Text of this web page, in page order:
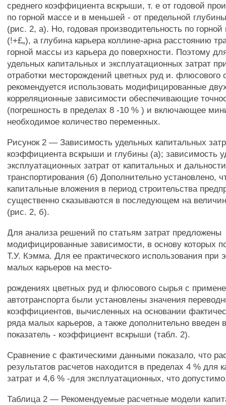
среднего коэффициента вскрыши, т. е от годовой
по горной массе и в меньшей - от предельной
(рис. 2, а). Но, годовая производительность по
(!+£„), а глубина карьера коллине-арна расстоянию
горной массы из карьера до поверхности. Поэтому
удельных капитальных и эксплуатационных затрат
отработки месторождений цветных руд и. флюсового
рекомендуется использовать модифицированные
корреляционные зависимости обеспечивающие
(погрешность в пределах 8 -10 % ) и включающее
необходимое количество переменных.
Рисунок 2 — Зависимость удельных капитальных
коэффициента вскрыши и глубины (а); зависимость
эксплуатационных затрат от капитальных и дальности
транспортирования (б) Дополнительно установлено,
капитальные вложения в период строительства
существенно сказываются в последующем на
(рис. 2, б).
Для анализа решений по статьям затрат предложены
модифицированные зависимости, в основу которых
Т.У. Кэмма. Для ее практического использования при
малых карьеров на место-
рождениях цветных руд и флюсового сырья с
автотранспорта были установлены значения
коэффициентов, вычисленных на основании
ряда малых карьеров, а также дополнительно
показатель - коэффициент вскрыши (табл. 2).
Сравнение с фактическими данными показало, что
результатов расчетов находится в пределах 4 % для
затрат и 4,6 % -для эксплуатационных, что
Таблица 2 — Рекомендуемые расчетные модели